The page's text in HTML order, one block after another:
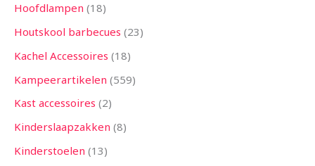
Hoofdlampen 18
Houtskool barbecues 23
Kachel Accessoires 18
Kampeerartikelen 559
Kast accessoires 2
Kinderslaapzakken 8
Kinderstoelen 13